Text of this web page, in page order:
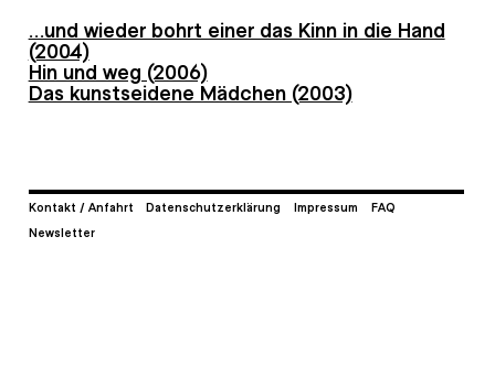
…und wieder bohrt einer das Kinn in die Hand
(2004)
Hin und weg (2006)
Das kunstseidene Mädchen (2003)
Kontakt / Anfahrt Datenschutzerklärung Impressum
FAQ
Newsletter